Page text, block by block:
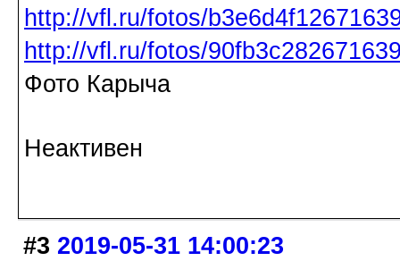
http://vfl.ru/fotos/
http://vfl.ru/fotos/
Фото Карыча
Неактивен
#3 2019-05-31 14:00:23